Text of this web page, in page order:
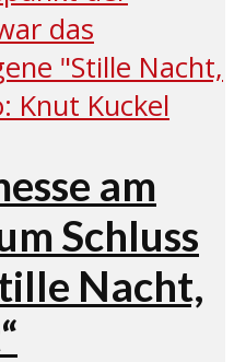
am
Schluss
Nacht,